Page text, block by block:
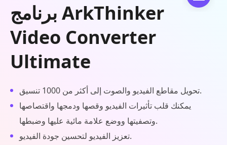
برنامج ArkThinker
Video Converter
Ultimate
تحويل مقاطع الفيديو والصوت إلى أكثر من 1000 تنسيق.
يمكنك قلب تأثيرات الفيديو وقصها ودمجها واقتصاصها
وتصفيتها ووضع علامة مائية عليها وضبطها.
تعزيز الفيديو لتحسين جودة الفيديو.